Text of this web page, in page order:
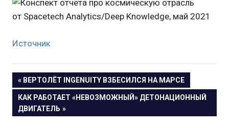
Источник
Навигация
по
записям
ПРЕДЫДУЩАЯ
ЗАПИСЬ:
ВЕРТОЛЁТ INGENUITY ВЗБЕСИЛСЯ НА МАРСЕ
СЛЕДУЮЩАЯ
ЗАПИСЬ:
КАК РАБОТАЕТ «НЕВОЗМОЖНЫЙ» ДЕТОНАЦИОННЫЙ
ДВИГАТЕЛЬ